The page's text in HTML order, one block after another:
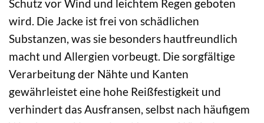
Schutz vor Wind und leichtem Regen geboten
wird. Die Jacke ist frei von schädlichen
Substanzen, was sie besonders hautfreundlich
macht und Allergien vorbeugt. Die sorgfältige
Verarbeitung der Nähte und Kanten
gewährleistet eine hohe Reißfestigkeit und
verhindert das Ausfransen, selbst nach häufigem